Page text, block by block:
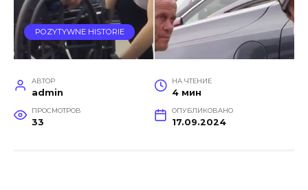
POZYTYWNE HISTORIE
АВТОР
admin
НА ЧТЕНИЕ
4 мин
ПРОСМОТРОВ
33
ОПУБЛИКОВАНО
17.09.2024